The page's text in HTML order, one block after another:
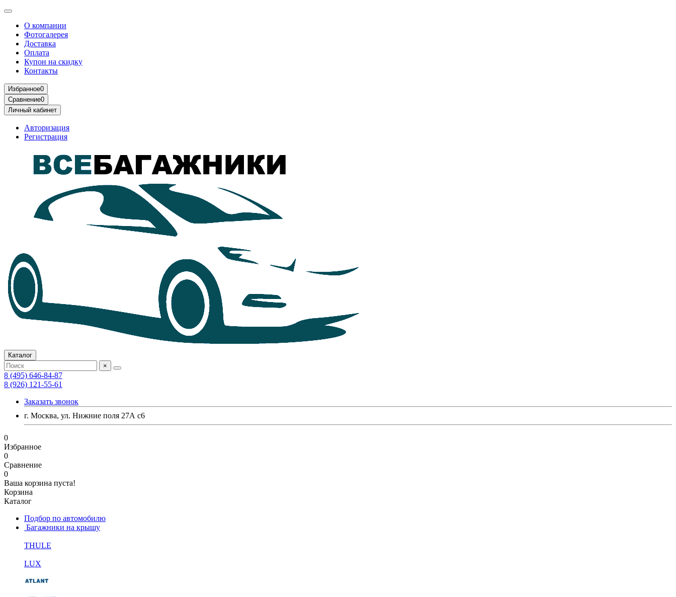
О компании
Фотогалерея
Доставка
Оплата
Купон на скидку
Контакты
Избранное0
Сравнение0
Личный кабинет
Авторизация
Регистрация
Каталог
×
8 (495) 646-84-87
8 (926) 121-55-61
Заказать звонок
г. Москва, ул. Нижние поля 27А с6
0
Избранное
0
Сравнение
0
Ваша корзина пуста!
Корзина
Каталог
Подбор по автомобилю
Багажники на крышу
THULE
LUX